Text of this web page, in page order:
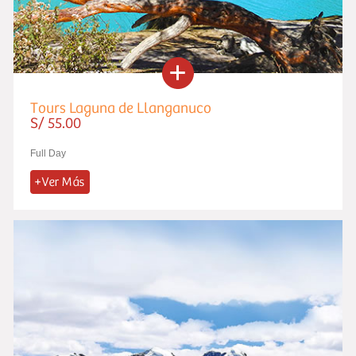
Tours Laguna de Llanganuco
S/ 55.00
Full Day